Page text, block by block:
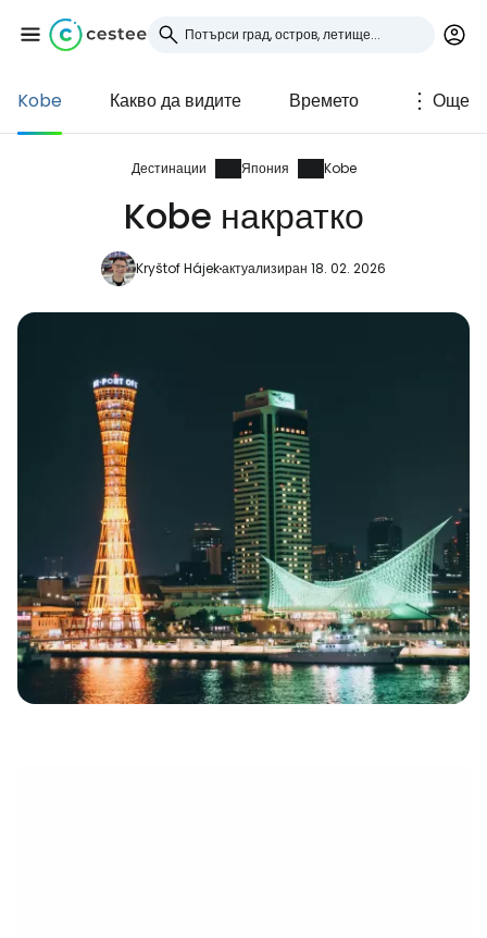
Kobe Какво да видите Времето Още
Дестинации Япония Kobe
Kobe накратко
Kryštof Hájekактуализиран 18. 02. 2026
Влезте в Cestee
... световната общност на туристите
Продължете с Google
Продължете с имейл